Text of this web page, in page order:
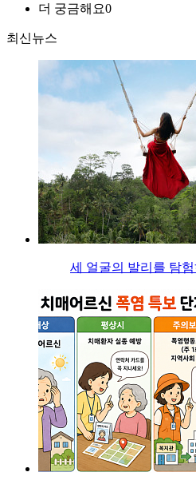
더 궁금해요0
최신뉴스
세 얼굴의 발리를 탐